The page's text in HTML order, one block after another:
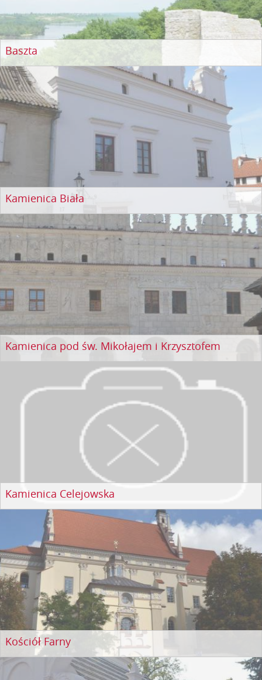
Baszta
Kamienica Biała
Kamienica pod św. Mikołajem i Krzysztofem
Kamienica Celejowska
Kościół Farny